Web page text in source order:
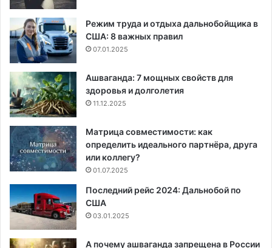
Режим труда и отдыха дальнобойщика в
США: 8 важных правил
07.01.2025
Ашваганда: 7 мощных свойств для
здоровья и долголетия
11.12.2025
Матрица совместимости: как
определить идеального партнёра, друга
или коллегу?
01.07.2025
Последний рейс 2024: Дальнобой по
США
03.01.2025
А почему ашваганда запрещена в России